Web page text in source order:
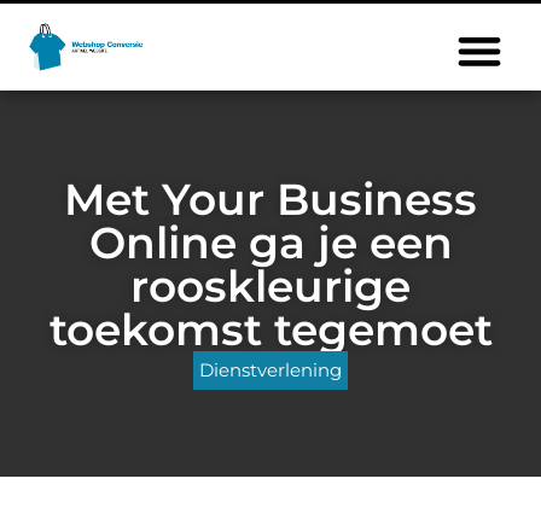
Met Your Business
Online ga je een
rooskleurige
toekomst tegemoet
Dienstverlening